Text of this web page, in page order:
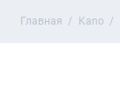
Главная Kano